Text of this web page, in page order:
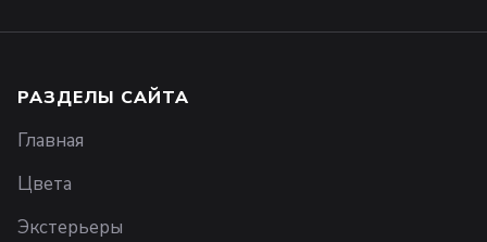
РАЗДЕЛЫ САЙТА
Главная
Цвета
Экстерьеры